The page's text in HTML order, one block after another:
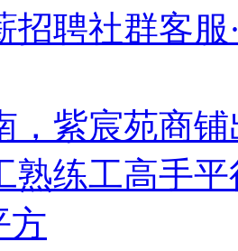
招聘社群客
，紫宸苑商
熟练工高手
方